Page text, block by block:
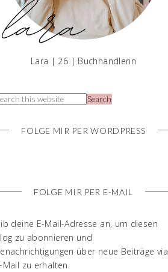
Lara | 26 | Buchhändlerin
FOLGE MIR PER WORDPRESS
FOLGE MIR PER E-MAIL
deine E-Mail-Adresse an, um diesen
zu abonnieren und
über neue Beiträge via
Mail zu erhalten.